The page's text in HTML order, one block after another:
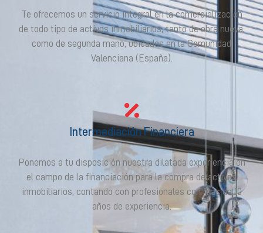
Te ofrecemos un servicio integral en la comercialización
de todo tipo de activos inmobiliarios, tanto de obra nueva,
como de segunda mano, ubicados en la Comunidad
Valenciana (España).
Intermediación Financiera
Ponemos a tu disposición nuestra dilatada experiencia en
el campo de la financiación para la compra de activos
inmobiliarios, contando con profesionales con más de 10
años de experiencia.